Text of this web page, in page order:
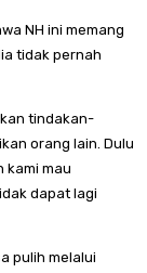
NH ini memang
tidak pernah
tindakan-
orang lain. Dulu
kami mau
dapat lagi
pulih melalui